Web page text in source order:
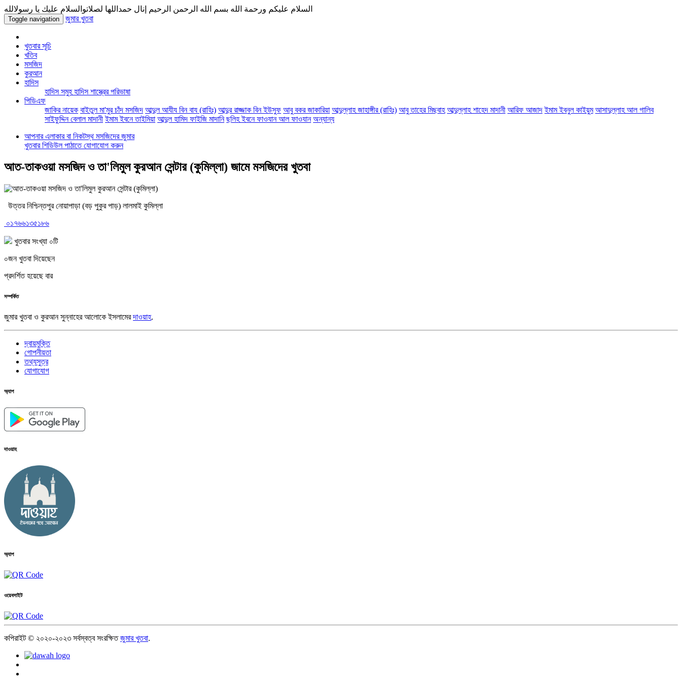
السلام عليكم ورحمة الله بسم الله الرحمن الرحيم إنال حمداللها لصلاتوالسلام عليك يا رسولالله
Toggle navigation জুমার খুতবা
খুতবার সূচি
খতিব
মসজিদ
কুরআন
হাদিস
হাদিস সমুহহাদিস শাস্ত্রের পরিভাষা
পিডিএফ
জাকির নায়েক বাইতুল মা'মুর চাঁদ মসজিদ আব্দুল আযীয বিন বায (রাহিঃ) আব্দুর রাজ্জাক বিন ইউসুফ আবু বকর জাকারিয়া আব্দুল্লাহ জাহাঙ্গীর (রাহিঃ) আবু তাহের মিছবাহ আব্দুল্লাহ শাহেদ মাদানী আরিফ আজাদ ইমাম ইবনুল কাইয়ুম আসাদুল্লাহ আল গালিব
সাইফুদ্দিন বেলাল মাদানী ইমাম ইবনে তাইমিয়া আব্দুল হামিদ ফাইজি মাদানি ছলিহ ইবনে ফাওযান আল ফাওযান অন্যান্য
আপনার এলাকার বা নিকটস্থ মসজিদের জুমার
খুতবার শিডিউল পাঠাতে যোগাযোগ করুন
আত-তাকওয়া মসজিদ ও তা'লিমুল কুরআন সেন্টার (কুমিল্লা) জামে মসজিদের খুতবা
উত্তর নিশ্চিন্তপুর নোয়াপাড়া (বড় পুকুর পাড়) লালমাই কুমিল্লা
০১৭৬৬১৩৫১৮৬
খুতবার সংখ্যা ০টি
০জন খুতবা দিয়েছেন
প্রদর্শিত হয়েছে বার
সম্পর্কিত
জুমার খুতবা ও কুরআন সুন্নাহের আলোকে ইসলামেরদাওয়াহ.
দ্বায়মুক্তি
গোপনীয়তা
তথ্যসুত্র
যোগাযোগ
অ্যাপ
দাওয়াহ
অ্যাপ
ওয়েবসাইট
কপিরাইট © ২০২০-২০২৩ সর্বস্বত্ব সংরক্ষিতজুমার খুতবা.